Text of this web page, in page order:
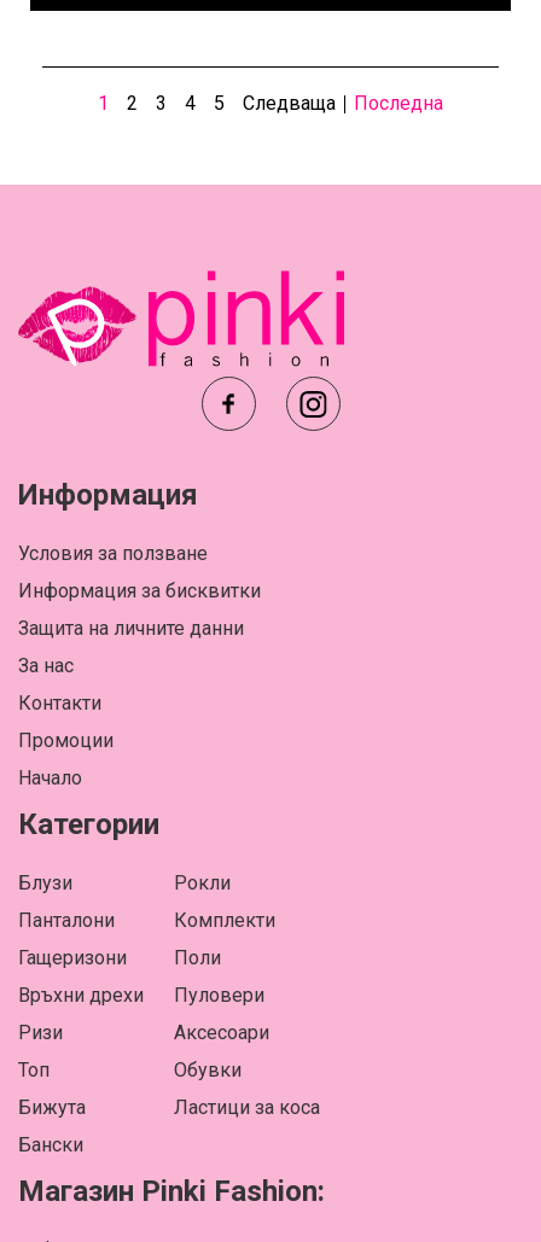
1 2 3 4 5 Следваща Последна
Информация
Условия за ползване
Информация за бисквитки
Защита на личните данни
За нас
Контакти
Промоции
Начало
Категории
Блузи
Панталони
Гащеризони
Връхни дрехи
Ризи
Топ
Бижута
Бански
Рокли
Комплекти
Поли
Пуловери
Аксесоари
Обувки
Ластици за коса
Магазин Pinki Fashion: